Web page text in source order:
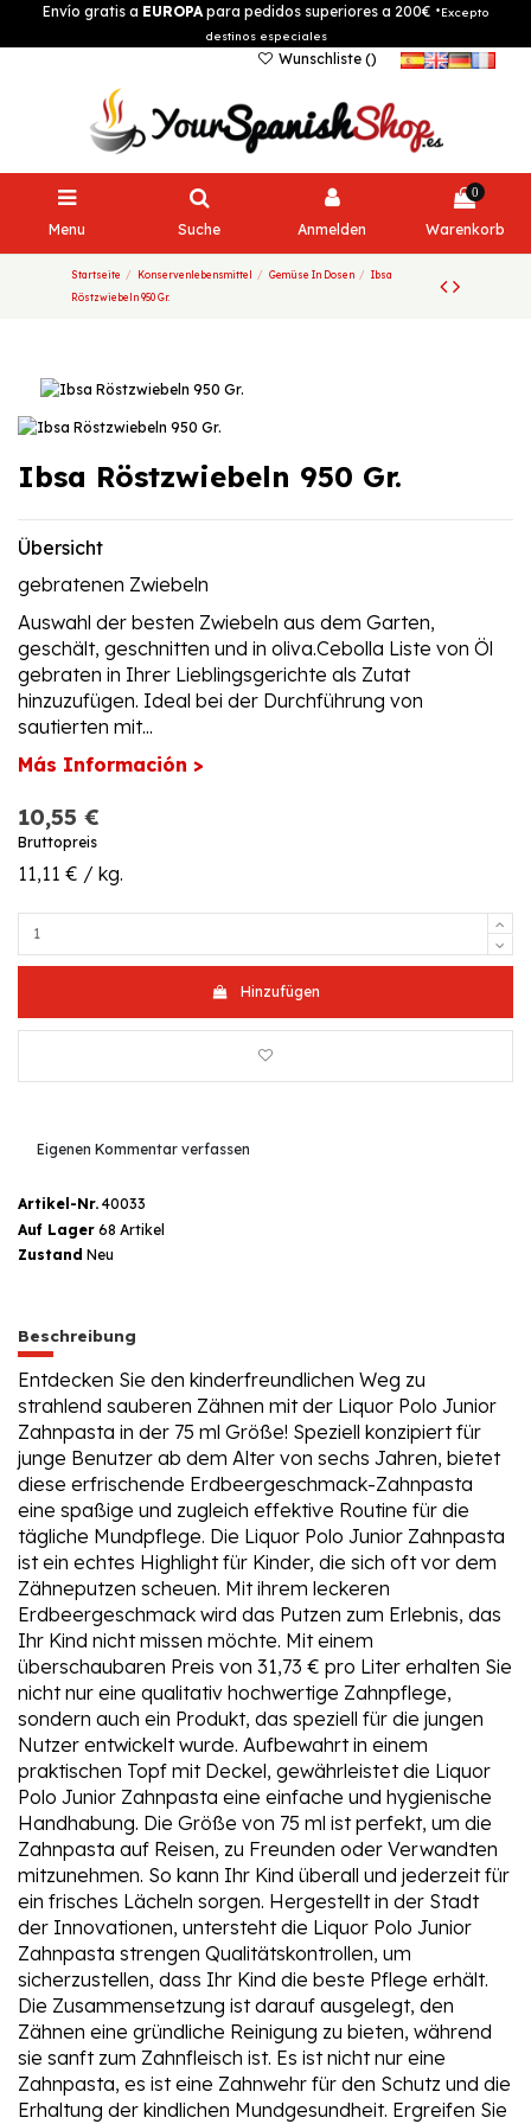
Envío gratis a EUROPApara pedidos superiores a 200€ *Excepto
destinos especiales
Wunschliste ()
Menu Suche Anmelden
0
Warenkorb
Startseite Konservenlebensmittel Gemüse In Dosen
Ibsa
Röstzwiebeln 950 Gr.
Ibsa Röstzwiebeln 950 Gr.
Übersicht
gebratenen Zwiebeln
Auswahl der besten Zwiebeln aus dem Garten,
geschält, geschnitten und in oliva.Cebolla Liste von Öl
gebraten in Ihrer Lieblingsgerichte als Zutat
hinzuzufügen. Ideal bei der Durchführung von
sautierten mit...
Más Información >
10,55 €
Bruttopreis
11,11 € / kg.
Hinzufügen
Eigenen Kommentar verfassen
Artikel-Nr. 40033
Auf Lager 68 Artikel
Zustand Neu
Beschreibung
Entdecken Sie den kinderfreundlichen Weg zu
strahlend sauberen Zähnen mit der Liquor Polo Junior
Zahnpasta in der 75 ml Größe! Speziell konzipiert für
junge Benutzer ab dem Alter von sechs Jahren, bietet
diese erfrischende Erdbeergeschmack-Zahnpasta
eine spaßige und zugleich effektive Routine für die
tägliche Mundpflege. Die Liquor Polo Junior Zahnpasta
ist ein echtes Highlight für Kinder, die sich oft vor dem
Zähneputzen scheuen. Mit ihrem leckeren
Erdbeergeschmack wird das Putzen zum Erlebnis, das
Ihr Kind nicht missen möchte. Mit einem
überschaubaren Preis von 31,73 € pro Liter erhalten Sie
nicht nur eine qualitativ hochwertige Zahnpflege,
sondern auch ein Produkt, das speziell für die jungen
Nutzer entwickelt wurde. Aufbewahrt in einem
praktischen Topf mit Deckel, gewährleistet die Liquor
Polo Junior Zahnpasta eine einfache und hygienische
Handhabung. Die Größe von 75 ml ist perfekt, um die
Zahnpasta auf Reisen, zu Freunden oder Verwandten
mitzunehmen. So kann Ihr Kind überall und jederzeit für
ein frisches Lächeln sorgen. Hergestellt in der Stadt
der Innovationen, untersteht die Liquor Polo Junior
Zahnpasta strengen Qualitätskontrollen, um
sicherzustellen, dass Ihr Kind die beste Pflege erhält.
Die Zusammensetzung ist darauf ausgelegt, den
Zähnen eine gründliche Reinigung zu bieten, während
sie sanft zum Zahnfleisch ist. Es ist nicht nur eine
Zahnpasta, es ist eine Zahnwehr für den Schutz und die
Erhaltung der kindlichen Mundgesundheit. Ergreifen Sie